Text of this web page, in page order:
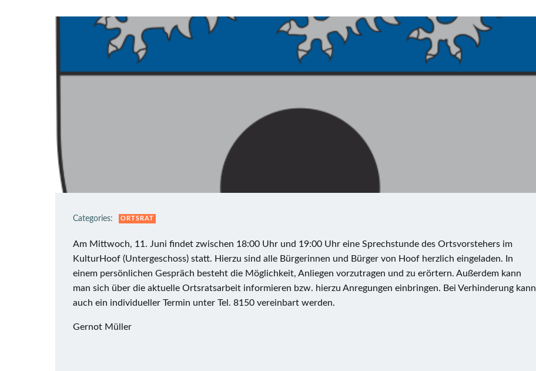
Categories: ORTSRAT
Am Mittwoch, 11. Juni findet zwischen 18:00 Uhr und 19:00 Uhr eine Sprechstunde des Ortsvorstehers im
KulturHoof (Untergeschoss) statt. Hierzu sind alle Bürgerinnen und Bürger von Hoof herzlich eingeladen. In
einem persönlichen Gespräch besteht die Möglichkeit, Anliegen vorzutragen und zu erörtern. Außerdem kann
man sich über die aktuelle Ortsratsarbeit informieren bzw. hierzu Anregungen einbringen. Bei Verhinderung kann
auch ein individueller Termin unter Tel. 8150 vereinbart werden.
Gernot Müller